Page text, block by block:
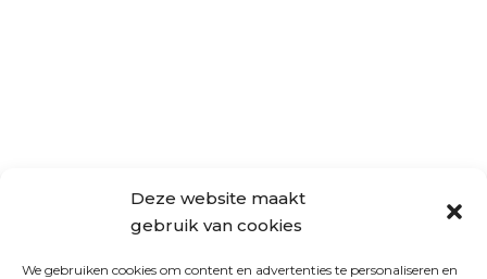
Deze website maakt
gebruik van cookies
We gebruiken cookies om content en advertenties te personaliseren en